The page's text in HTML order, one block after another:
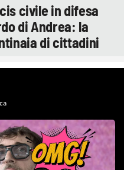
civile in difesa
di Andrea: la
di cittadini